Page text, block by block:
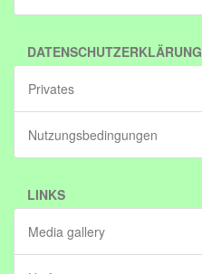
DATENSCHUTZERKLÄRUNG
Privates
Nutzungsbedingungen
LINKS
Media gallery